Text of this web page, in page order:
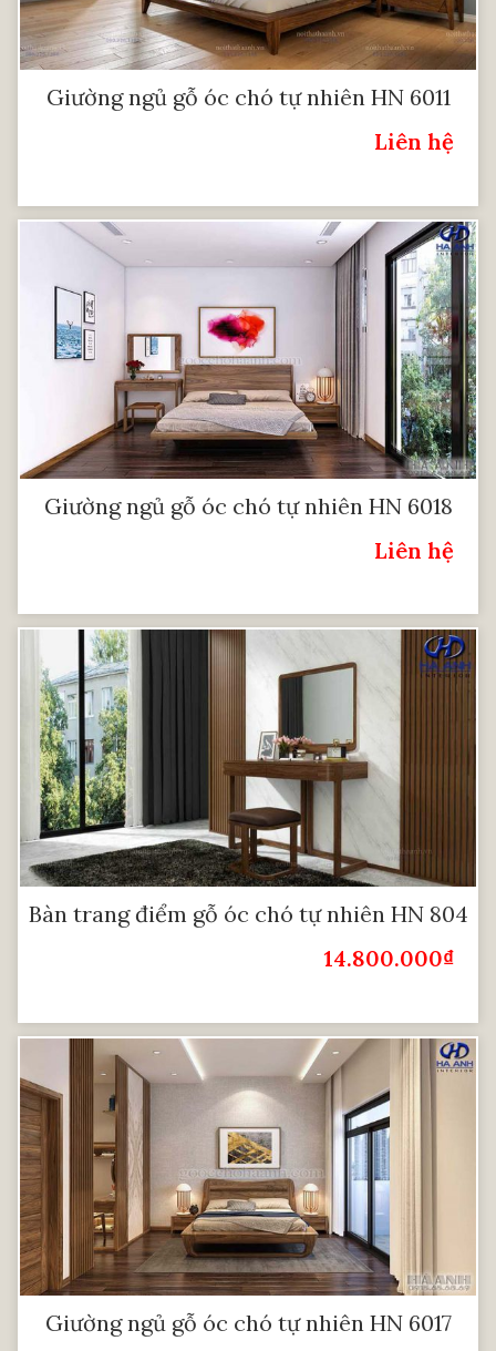
Giường ngủ gỗ óc chó tự nhiên HN 6011
Liên hệ
Giường ngủ gỗ óc chó tự nhiên HN 6018
Liên hệ
Bàn trang điểm gỗ óc chó tự nhiên HN 804
14.800.000₫
Giường ngủ gỗ óc chó tự nhiên HN 6017